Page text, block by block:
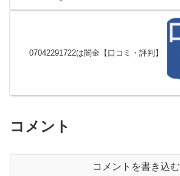
07042291722は闇金【口コミ・評判】
コメント
コメントを書き込む